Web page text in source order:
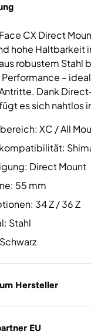
CX Direct
hohe Haltbarkeit
robustem Stahl
–
Dank
es sich nahtlos
XC / All
Direct Mount
55 mm
34 Z / 36 Z
Stahl
Hersteller
EU